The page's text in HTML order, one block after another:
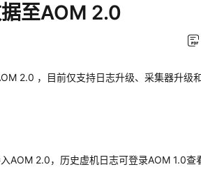
至AOM 2.0
2.0 ，目前仅支持日志升级、采集器升级
AOM 2.0，历史虚机日志可登录AOM 1.0查